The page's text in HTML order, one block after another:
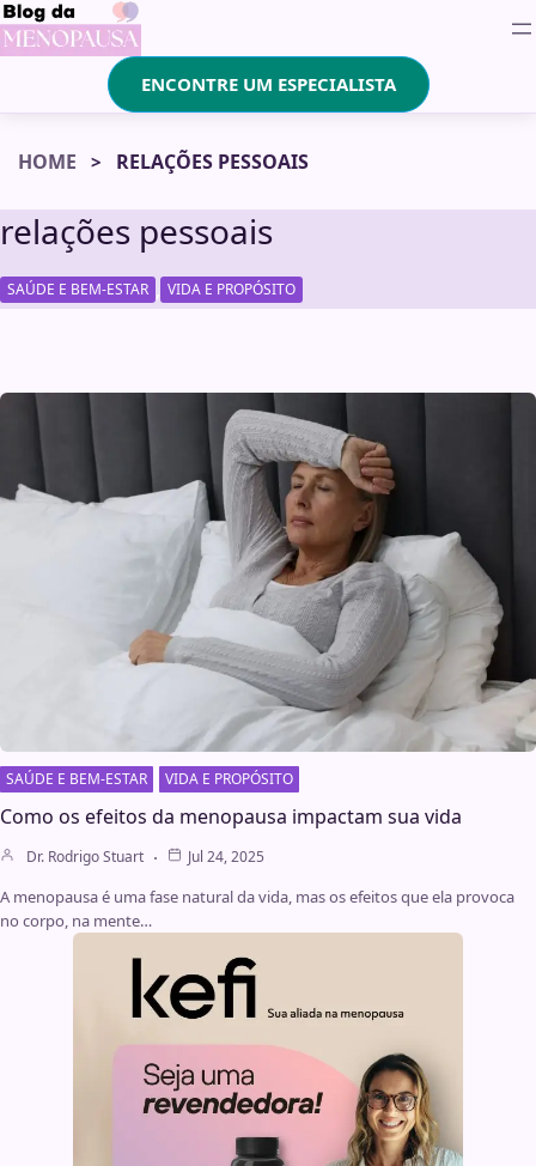
ENCONTRE UM ESPECIALISTA
HOME RELAÇÕES PESSOAIS
relações pessoais
SAÚDE E BEM-ESTAR , VIDA E PROPÓSITO
SAÚDE E BEM-ESTAR VIDA E PROPÓSITO
Como os efeitos da menopausa impactam sua vida
Dr. Rodrigo Stuart Jul 24, 2025
A menopausa é uma fase natural da vida, mas os efeitos que ela provoca
no corpo, na mente…